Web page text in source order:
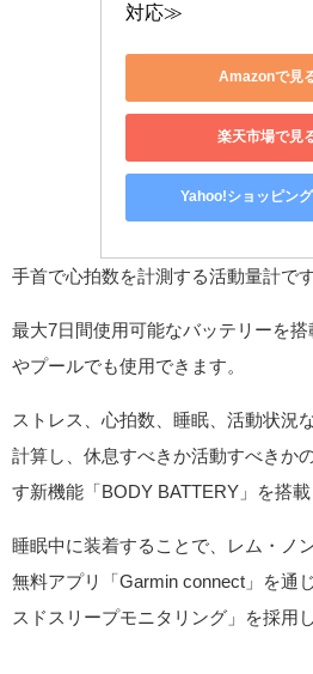
対応≫
Amazonで見
楽天市場で見
Yahoo!ショッピン
手首で心拍数を計測する活動量計です
最大7日間使用可能なバッテリーを
やプールでも使用できます。
ストレス、心拍数、睡眠、活動状況
計算し、休息すべきか活動すべきか
す新機能「BODY BATTERY」を搭載
睡眠中に装着することで、レム・ノ
無料アプリ「Garmin connect」を通
スドスリープモニタリング」を採用